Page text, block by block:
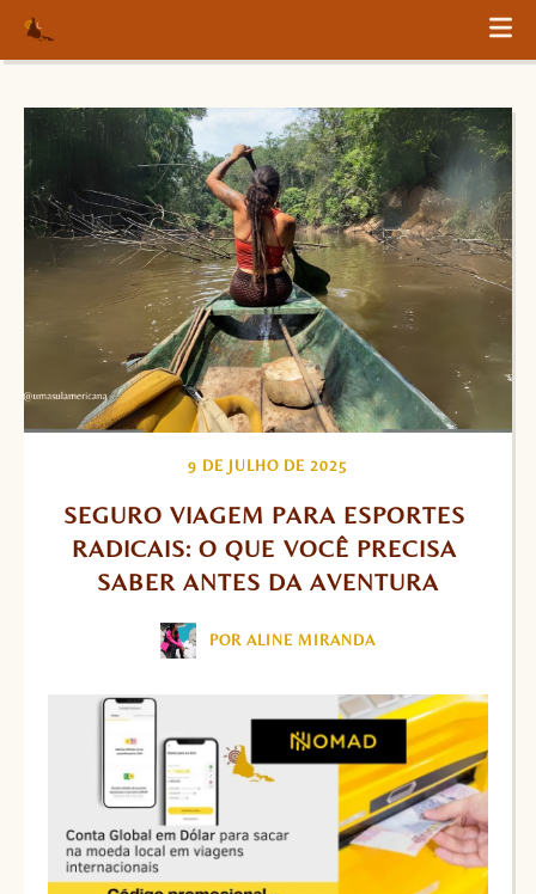
9 DE JULHO DE 2025
SEGURO VIAGEM PARA ESPORTES
RADICAIS: O QUE VOCÊ PRECISA
SABER ANTES DA AVENTURA
POR ALINE MIRANDA